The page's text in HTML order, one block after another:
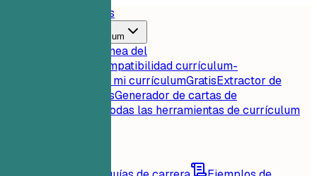
Características
Herramientas de currículum
Puntuación instantánea del
Compatibilidad currículum-
Critica mi currículumGratisExtractor de
GratisGenerador de cartas de
Todas las herramientas de currículum